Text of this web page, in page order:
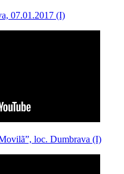
07.01.2017 (I)
loc. Dumbrava (I)